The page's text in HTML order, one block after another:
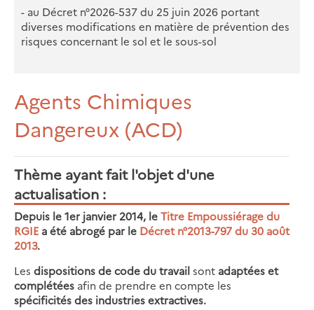
- au Décret n°2026-537 du 25 juin 2026 portant
diverses modifications en matière de prévention des
risques concernant le sol et le sous-sol
Agents Chimiques
Dangereux (ACD)
Thème ayant fait l'objet d'une
actualisation
Depuis le 1er janvier 2014, leTitre Empoussiérage du
RGIE a été abrogé par le Décret n°2013-797 du 30 août
2013.
Les dispositions de code du travailsont adaptées et
complétées afin de prendre en compte les
spécificités des industries extractives.